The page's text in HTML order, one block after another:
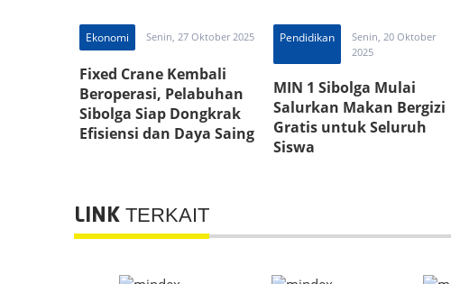
Ekonomi Senin, 27 Oktober 2025
Fixed Crane Kembali
Beroperasi, Pelabuhan
Sibolga Siap Dongkrak
Efisiensi dan Daya Saing
Pendidikan
Senin, 20 Oktober
2025
MIN 1 Sibolga Mulai
Salurkan Makan Bergizi
Gratis untuk Seluruh
Siswa
LINK TERKAIT